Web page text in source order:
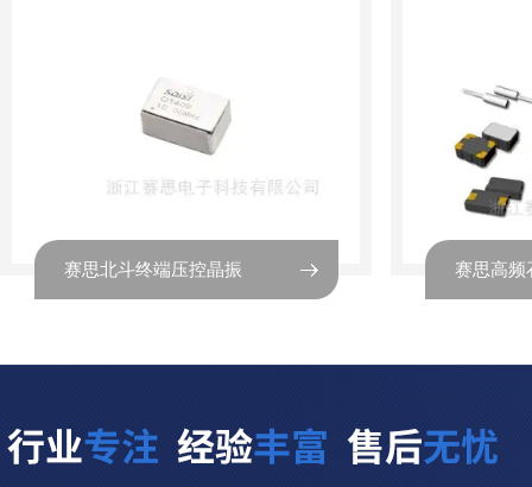
赛思北斗终端压控晶振 赛思高频